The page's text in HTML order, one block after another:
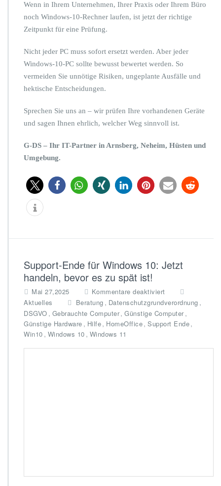
Wenn in Ihrem Unternehmen, Ihrer Praxis oder Ihrem Büro
noch Windows-10-Rechner laufen, ist jetzt der richtige
Zeitpunkt für eine Prüfung.
Nicht jeder PC muss sofort ersetzt werden. Aber jeder
Windows-10-PC sollte bewusst bewertet werden. So
vermeiden Sie unnötige Risiken, ungeplante Ausfälle und
hektische Entscheidungen.
Sprechen Sie uns an – wir prüfen Ihre vorhandenen Geräte
und sagen Ihnen ehrlich, welcher Weg sinnvoll ist.
G-DS – Ihr IT-Partner in Arnsberg, Neheim, Hüsten und
Umgebung.
Support-Ende für Windows 10: Jetzt
handeln, bevor es zu spät ist!
Mai 27,2025 Kommentare deaktiviert
ü
r
S
p
i
Aktuelles Beratung , Datenschutzgrundverordnung ,
DSGVO , Gebrauchte Computer, Günstige Computer,
Günstige Hardware , Hilfe, HomeOffice, Support Ende,
Win10 , Windows 10 , Windows 11